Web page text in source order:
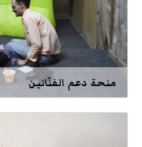
منحة دعم الفنّانين